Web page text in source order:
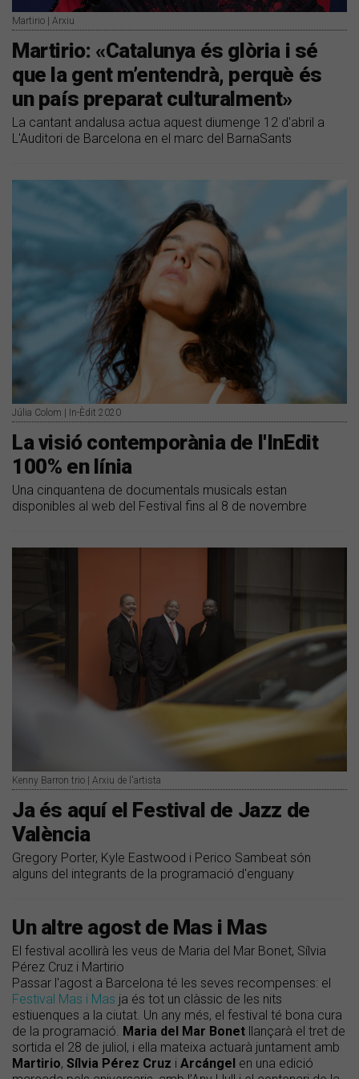
Martirio | Arxiu
Martirio: «Catalunya és glòria i sé
que la gent m’entendrà, perquè és
un país preparat culturalment»
La cantant andalusa actua aquest diumenge 12 d'abril a
L'Auditori de Barcelona en el marc del BarnaSants
Júlia Colom | In-Èdit 2020
La visió contemporània de l'InEdit
100% en línia
Una cinquantena de documentals musicals estan
disponibles al web del Festival fins al 8 de novembre
Kenny Barron trio | Arxiu de l'artista
Ja és aquí el Festival de Jazz de
València
Gregory Porter, Kyle Eastwood i Perico Sambeat són
alguns del integrants de la programació d'enguany
Un altre agost de Mas i Mas
El festival acollirà les veus de Maria del Mar Bonet, Sílvia
Pérez Cruz i Martirio
Passar l'agost a Barcelona té les seves recompenses: el
Festival Mas i Mas ja és tot un clàssic de les nits
estiuenques a la ciutat. Un any més, el festival té bona cura
de la programació. Maria del Mar Bonet llançarà el tret de
sortida el 28 de juliol, i ella mateixa actuarà juntament amb
Martirio, Sílvia Pérez Cruz i Arcángel en una edició